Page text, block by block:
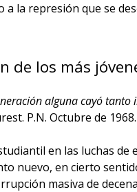
la represión que se
de los más
alguna cayó tanto
P.N. Octubre de 1968.
en las luchas de
nuevo, en cierto
masiva de